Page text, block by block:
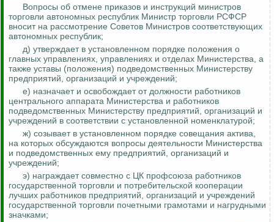
Вопросы об отмене приказов и инструкций министров
торговли автономных республик Министр торговли РСФСР
вносит на рассмотрение Советов Министров соответствующих
автономных республик;
д) утверждает в установленном порядке положения о
главных управлениях, управлениях и отделах Министерства, а
также уставы (положения) подведомственных Министерству
предприятий, организаций и учреждений;
е) назначает и освобождает от должности работников
центрального аппарата Министерства и работников
подведомственных Министерству предприятий, организаций и
учреждений в соответствии с установленной номенклатурой;
ж) созывает в установленном порядке совещания актива,
на которых обсуждаются вопросы деятельности Министерства
и подведомственных ему предприятий, организаций и
учреждений;
э) награждает совместно с ЦК профсоюза работников
государственной торговли и потребительской кооперации
лучших работников предприятий, организаций и учреждений
государственной торговли почетными грамотами и нагрудными
значками;